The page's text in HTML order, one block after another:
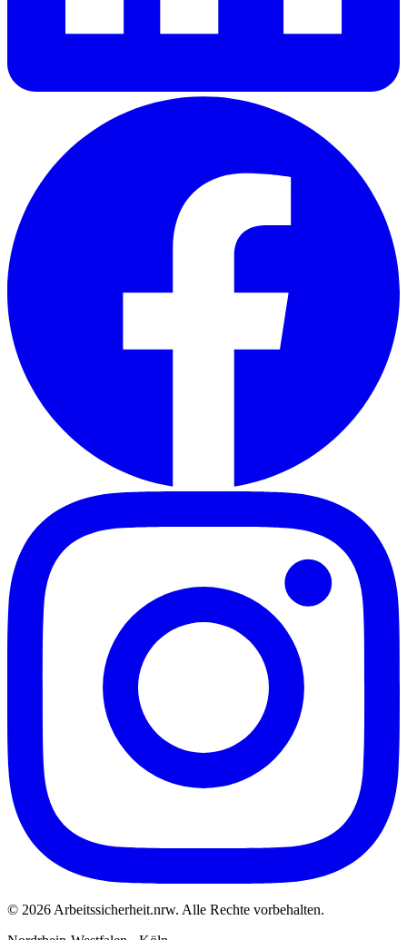
© 2026 Arbeitssicherheit.nrw. Alle Rechte vorbehalten.